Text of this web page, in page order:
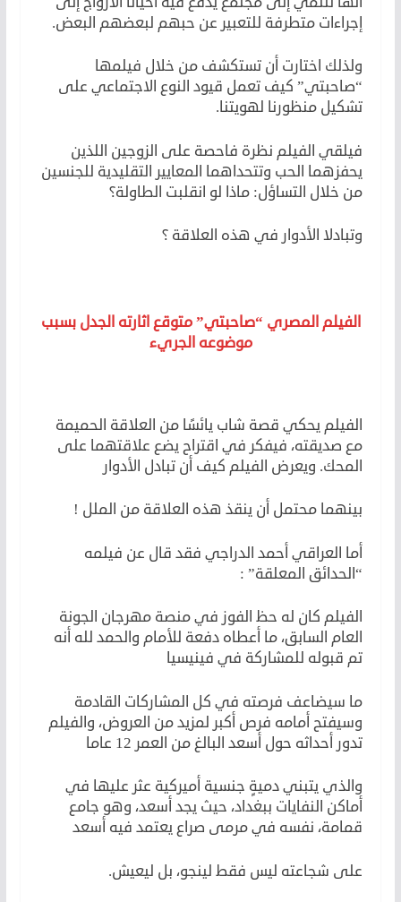
إجراءات متطرفة للتعبير عن حبهم لبعضهم البعض.
ولذلك اختارت أن تستكشف من خلال فيلمها
“صاحبتي” كيف تعمل قيود النوع الاجتماعي على
تشكيل منظورنا لهويتنا.
فيلقي الفيلم نظرة فاحصة على الزوجين اللذين
يحفزهما الحب وتتحداهما المعايير التقليدية للجنسين
من خلال التساؤل: ماذا لو انقلبت الطاولة؟
وتبادلا الأدوار في هذه العلاقة ؟
الفيلم المصري “صاحبتي” متوقع اثارته الجدل بسبب
موضوعه الجريء
الفيلم يحكي قصة شاب يائسًا من العلاقة الحميمة
مع صديقته، فيفكر في اقتراح يضع علاقتهما على
المحك. ويعرض الفيلم كيف أن تبادل الأدوار
بينهما محتمل أن ينقذ هذه العلاقة من الملل !
أما العراقي أحمد الدراجي فقد قال عن فيلمه
“الحدائق المعلقة” :
الفيلم كان له حظ الفوز في منصة مهرجان الجونة
العام السابق، ما أعطاه دفعة للأمام والحمد لله أنه
تم قبوله للمشاركة في فينيسيا
ما سيضاعف فرصته في كل المشاركات القادمة
وسيفتح أمامه فرص أكبر لمزيد من العروض، والفيلم
تدور أحداثه حول أسعد البالغ من العمر 12 عاما
والذي يتبني دميةٍ جنسية أميركية عثر عليها في
أماكن النفايات ببغداد، حيث يجد أسعد، وهو جامع
قمامة، نفسه في مرمى صراع يعتمد فيه أسعد
على شجاعته ليس فقط لينجو، بل ليعيش.